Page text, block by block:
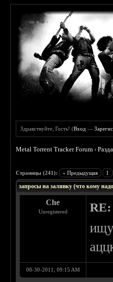
Здравствуйте, Гость! (Вход —
Metal Torrent Tracker Forum ›
Страницы (241): « Предыдущая 1
запросы на заливку (что кому
Che
Unregistered RE:
08-30-2011, 09:15 AM